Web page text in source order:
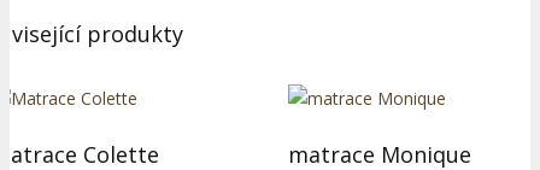
produkty
Colette matrace Monique